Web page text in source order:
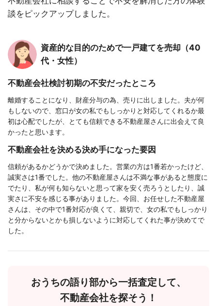
談をピックアップしました。
資産的な目的のためで一戸建てを売却（40
代・女性）
不動産会社検討初期の不安だったところ
離婚することになり、財産分与の為、売りに出しました。夫が何
もしないので、窓口が女の私でもしっかりと対応してくれるか最
初は心配でしたが、とても信頼できる不動産屋さんに出会えて良
かったと思います。
不動産会社を決める決め手になった要因
信頼があるかどうかで決めました。営業の方は1番若かったけど、
誠実さは1番でした。他の不動産屋さんは不満な事があると態度に
でたり、私が何も知らないと思って家を安く売ろうとしたり、誠
実さに不安を感じる事がありました。今回、お任せした不動産屋
さんは、その中で1番対応が良くて、親切で、女の私でもしっかり
と分からないとかも損しないように対応してくれた事が決めてで
した。
おうちの語り部から一括査定して、
不動産会社を探そう！